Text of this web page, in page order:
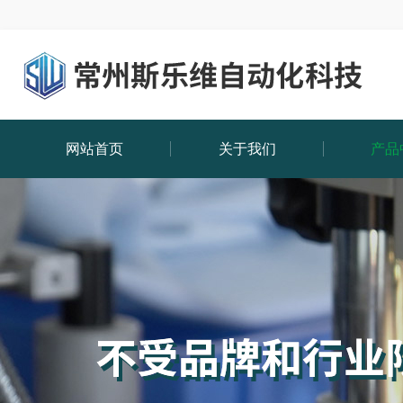
网站首页 关于我们 产品